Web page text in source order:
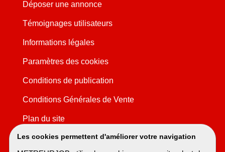
Les cookies permettent d'améliorer votre navigation
Déposer une annonce
Témoignages utilisateurs
Informations légales
Paramètres des cookies
Conditions de publication
Conditions Générales de Vente
Plan du site